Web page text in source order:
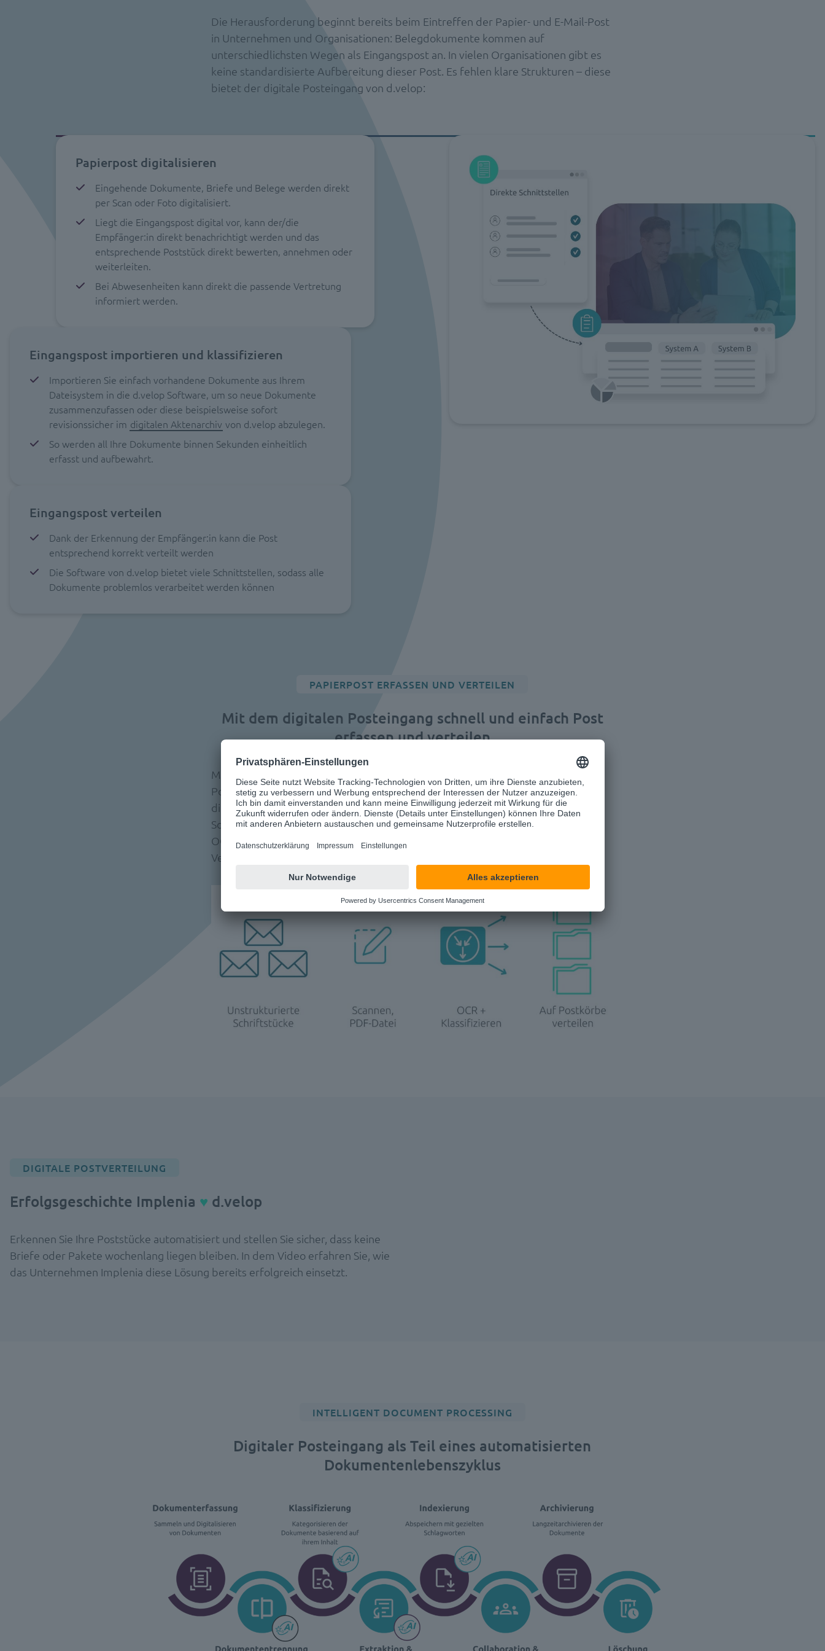
Die Herausforderung beginnt bereits beim Eintreffen der Papier- und E-Mail-Post
in Unternehmen und Organisationen: Belegdokumente kommen auf
unterschiedlichsten Wegen als Eingangspost an. In vielen Organisationen gibt es
keine standardisierte Aufbereitung dieser Post. Es fehlen klare Strukturen – diese
bietet der digitale Posteingang von d.velop:
Papierpost digitalisieren
Eingehende Dokumente, Briefe und Belege werden direkt
per Scan oder Foto digitalisiert.
Liegt die Eingangspost digital vor, kann der/die
Empfänger:in direkt benachrichtigt werden und das
entsprechende Poststück direkt bewerten, annehmen oder
weiterleiten.
Bei Abwesenheiten kann direkt die passende Vertretung
informiert werden.
Eingangspost importieren und klassifizieren
Importieren Sie einfach vorhandene Dokumente aus Ihrem
Dateisystem in die d.velop Software, um so neue Dokumente
zusammenzufassen oder diese beispielsweise sofort
revisionssicher im digitalen Aktenarchiv von d.velop abzulegen.
So werden all Ihre Dokumente binnen Sekunden einheitlich
erfasst und aufbewahrt.
Eingangspost verteilen
Dank der Erkennung der Empfänger:in kann die Post
entsprechend korrekt verteilt werden
Die Software von d.velop bietet viele Schnittstellen, sodass alle
Dokumente problemlos verarbeitet werden können
PAPIERPOST ERFASSEN UND VERTEILEN
Mit dem digitalen Posteingang schnell und einfach Post
erfassen und verteilen
Mit d.velop Lösungen schaffen Sie einen Eingangskanal, um all Ihre eingehende
Post, wie Dokumente, E-Mails und Belege, einheitlich zu verarbeiten. Mit dem
digitalen Posteingang von d.velop nutzen Sie eine Software, die die manuelle
Sortierung von Post und Paketen automatisieren kann. Die Software verwendet
OCR-Technologie, um den/die Empfänger:in der Post zu identifizieren und die
Verteilung zu automatisieren.
DIGITALE POSTVERTEILUNG
Erfolgsgeschichte Implenia ♥ d.velop
Erkennen Sie Ihre Poststücke automatisiert und stellen Sie sicher, dass keine
Briefe oder Pakete wochenlang liegen bleiben. In dem Video erfahren Sie, wie
das Unternehmen Implenia diese Lösung bereits erfolgreich einsetzt.
INTELLIGENT DOCUMENT PROCESSING
Digitaler Posteingang als Teil eines automatisierten
Dokumentenlebenszyklus